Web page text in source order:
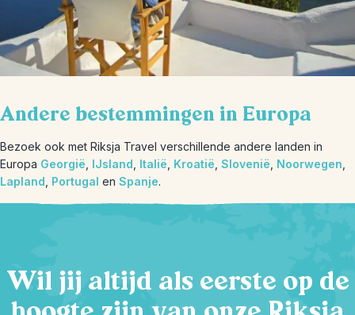
Andere bestemmingen in Europa
Bezoek ook met Riksja Travel verschillende andere landen in
Europa Georgië IJsland Italië Kroatië Slovenië Noorwegen
Lapland Portugal en Spanje.
Wil jij altijd als eerste op de